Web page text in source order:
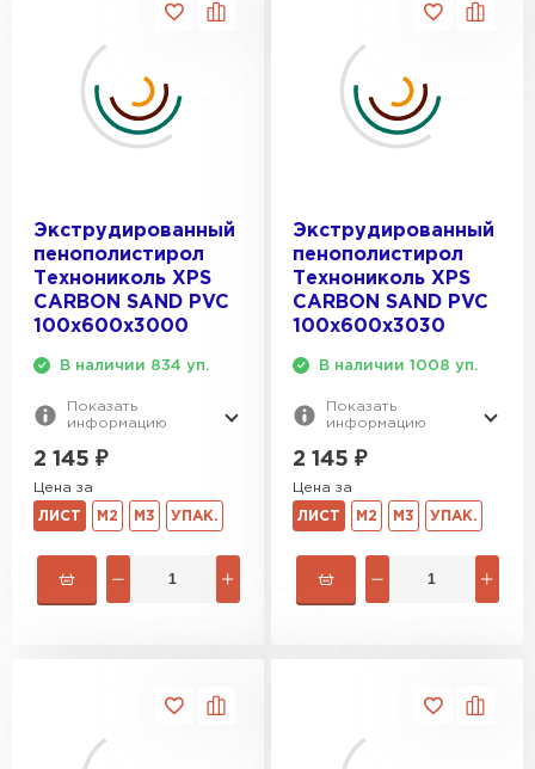
Экструдированный
пенополистирол
Технониколь XPS
CARBON SAND PVC
100х600х3000
В наличии 834 уп.
Показать
информацию
2 145 ₽
Цена за
ЛИСТ М2 М3 УПАК.
Экструдированный
пенополистирол
Технониколь XPS
CARBON SAND PVC
100х600х3030
В наличии 1008 уп.
Показать
информацию
2 145 ₽
Цена за
ЛИСТ М2 М3 УПАК.
Утеплитель Ursa
Утеплитель Юматекс Термо
Гипсокартон
Утеплитель Неман
Сэндвич-панели
Утеплитель Baswool